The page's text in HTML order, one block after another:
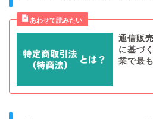
通信販
に基づ
業で最